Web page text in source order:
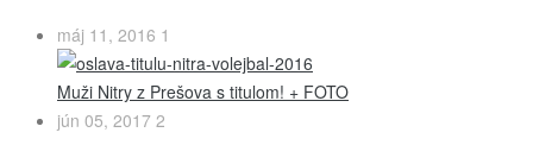
máj 11, 2016 1
Muži Nitry z Prešova s titulom! + FOTO
jún 05, 2017 2